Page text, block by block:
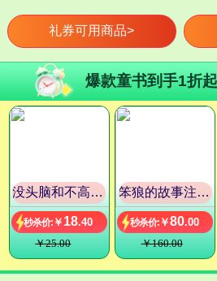
礼券可用商品>
爆款童书到手1折
没头脑和不高兴 任溶溶编著彩色注音版正版经典动画故事书小学生一二年级课外阅读书籍
￥ 18.40
￥25.00
笨狼的故事注音版（全8本）
￥80.00
￥160.00